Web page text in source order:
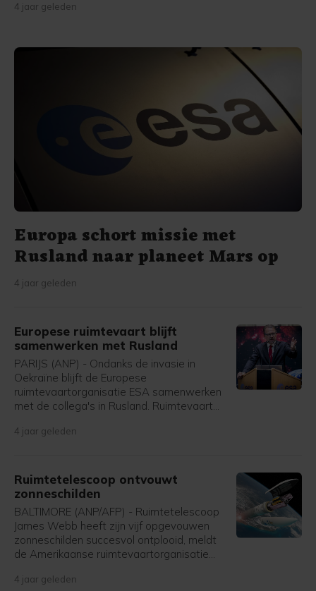
4 jaar geleden
Europa schort missie met
Rusland naar planeet Mars op
4 jaar geleden
Europese ruimtevaart blijft
samenwerken met Rusland
PARIJS (ANP) - Ondanks de invasie in
Oekraïne blijft de Europese
ruimtevaartorganisatie ESA samenwerken
met de collega's in Rusland. Ruimtevaart
Aschbacher weten.
4 jaar geleden
Ruimtetelescoop ontvouwt
zonneschilden
BALTIMORE (ANP/AFP) - Ruimtetelescoop
James Webb heeft zijn vijf opgevouwen
zonneschilden succesvol ontplooid, meldt
de Amerikaanse ruimtevaartorganisatie
Kerstmis gelanceerde peperdure missie
4 jaar geleden